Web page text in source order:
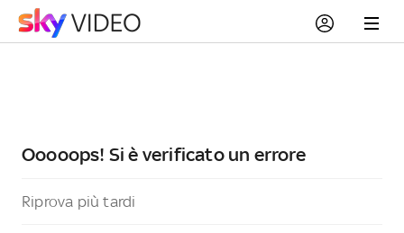
Ooooops! Si è verificato un errore
Riprova più tardi